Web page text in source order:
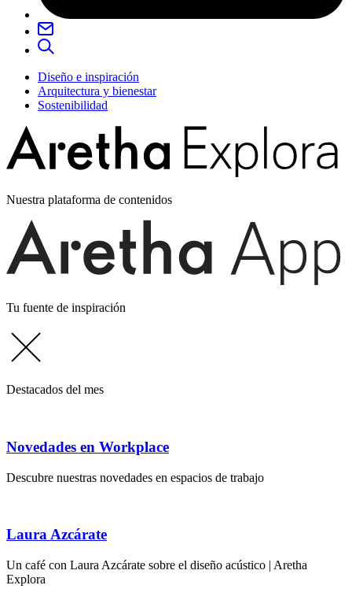
Diseño e inspiración
Arquitectura y bienestar
Sostenibilidad
Nuestra plataforma de contenidos
Tu fuente de inspiración
Destacados del mes
Novedades en Workplace
Descubre nuestras novedades en espacios de trabajo
Laura Azcárate
Un café con Laura Azcárate sobre el diseño acústico | Aretha
Explora